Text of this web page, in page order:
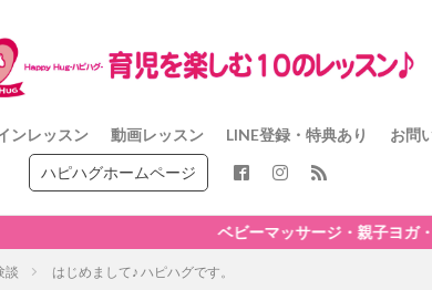
ンレッスン 動画レッスン LINE登録・特典あり
お問
ハピハグホームページ
ベビーマッサージ・親子ヨガ・クラフト ママに
談 はじめまして♪ ハピハグです。